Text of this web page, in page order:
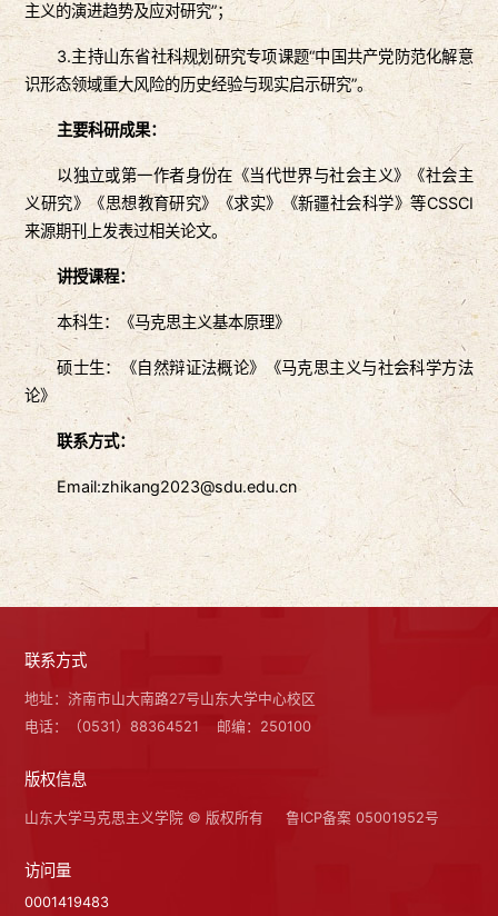
主义的演进趋势及应对研究”；
3.主持山东省社科规划研究专项课题“中国共产党防范化解意
识形态领域重大风险的历史经验与现实启示研究”。
主要科研成果：
以独立或第一作者身份在《当代世界与社会主义》《社会主
义研究》《思想教育研究》《求实》《新疆社会科学》等CSSCI
来源期刊上发表过相关论文。
讲授课程：
本科生：《马克思主义基本原理》
硕士生：《自然辩证法概论》《马克思主义与社会科学方法
论》
联系方式：
Email:zhikang2023@sdu.edu.cn
联系方式
地址：济南市山大南路27号山东大学中心校区
电话：（0531）88364521
邮编：250100
版权信息
山东大学马克思主义学院 © 版权所有 鲁ICP备案 05001952号
访问量
0001419483